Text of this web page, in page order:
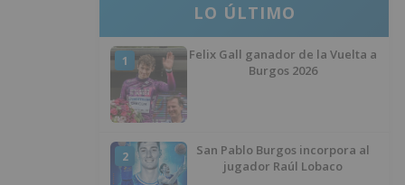
LO ÚLTIMO
1
Felix Gall ganador de la Vuelta a
Burgos 2026
2
San Pablo Burgos incorpora al
jugador Raúl Lobaco